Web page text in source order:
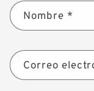
Nombre *
Correo